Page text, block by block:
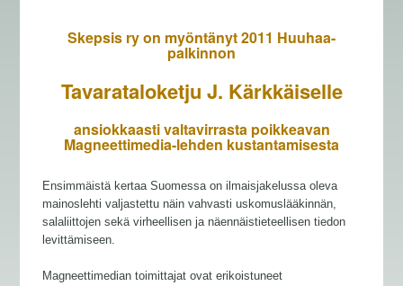
Skepsis ry on myöntänyt 2011 Huuhaa-
palkinnon
Tavarataloketju J. Kärkkäiselle
ansiokkaasti valtavirrasta poikkeavan
Magneettimedia-lehden kustantamisesta
Ensimmäistä kertaa Suomessa on ilmaisjakelussa oleva
mainoslehti valjastettu näin vahvasti uskomuslääkinnän,
salaliittojen sekä virheellisen ja näennäistieteellisen tiedon
levittämiseen.
Magneettimedian toimittajat ovat erikoistuneet